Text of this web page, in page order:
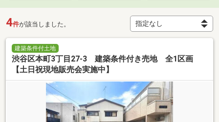
4件が該当しました。
建築条件付土地
渋谷区本町3丁目27-3 建築条件付き売地 全1区画
【土日祝現地販売会実施中】